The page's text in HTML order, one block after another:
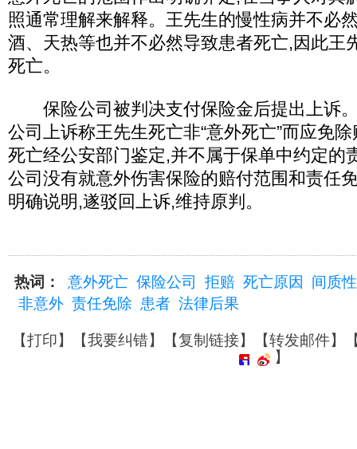
照通常理解来解释。王先生的慢性病并不必
酒、天热等也并不必然导致患者死亡,因此王
死亡。
保险公司被判决支付保险金后提出上诉
公司上诉称王先生死亡非“意外死亡”而应免
死亡经公安部门鉴定,并不属于保单中约定的
公司没有就意外伤害保险的赔付范围和责任
明确说明,遂驳回上诉,维持原判。
热词： 意外死亡 保险公司 拒赔 死亡原因
间质
非意外 责任免除 患者 法律后果
【打印】【我要纠错】【复制链接】【转发邮件】
】